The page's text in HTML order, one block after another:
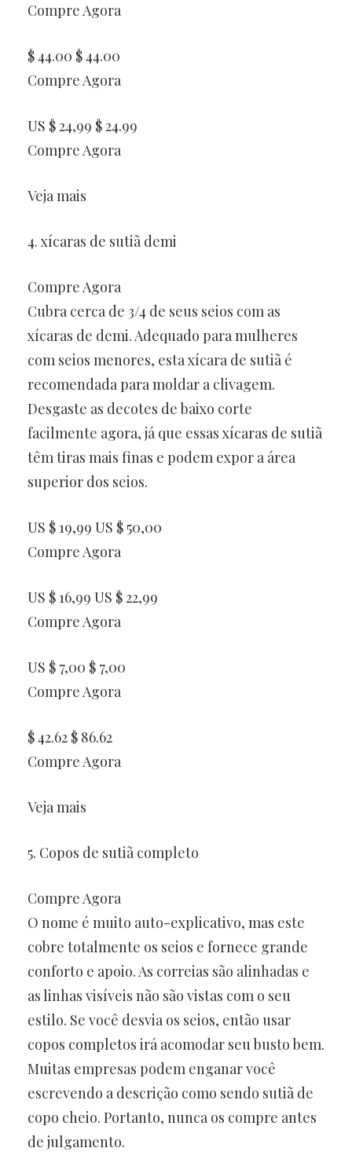
Compre Agora
$ 44.00 $ 44.00
Compre Agora
US $ 24,99 $ 24.99
Compre Agora
Veja mais
4. xícaras de sutiã demi
Compre Agora
Cubra cerca de 3/4 de seus seios com as
xícaras de demi. Adequado para mulheres
com seios menores, esta xícara de sutiã é
recomendada para moldar a clivagem.
Desgaste as decotes de baixo corte
facilmente agora, já que essas xícaras de sutiã
têm tiras mais finas e podem expor a área
superior dos seios.
US $ 19,99 US $ 50,00
Compre Agora
US $ 16,99 US $ 22,99
Compre Agora
US $ 7,00 $ 7,00
Compre Agora
$ 42.62 $ 86.62
Compre Agora
Veja mais
5. Copos de sutiã completo
Compre Agora
O nome é muito auto-explicativo, mas este
cobre totalmente os seios e fornece grande
conforto e apoio. As correias são alinhadas e
as linhas visíveis não são vistas com o seu
estilo. Se você desvia os seios, então usar
copos completos irá acomodar seu busto bem.
Muitas empresas podem enganar você
escrevendo a descrição como sendo sutiã de
copo cheio. Portanto, nunca os compre antes
de julgamento.